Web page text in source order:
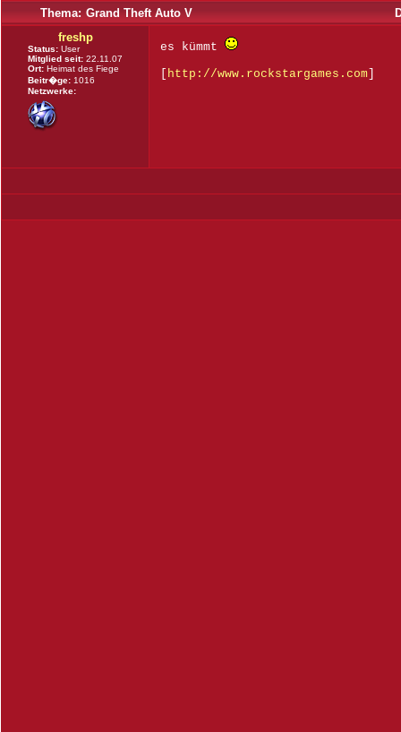
Thema: Grand Theft Auto V
freshp
Status: User
Mitglied seit: 22.11.07
Ort: Heimat des Fiege
Beitr�ge: 1016
Netzwerke:
es kümmt
http://www.rockstargames.com